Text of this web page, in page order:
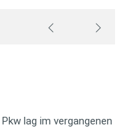
lag im vergangenen